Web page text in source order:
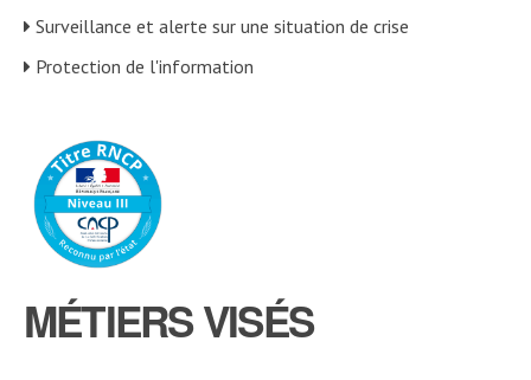
Surveillance et alerte sur une situation de crise
Protection de l'information
MÉTIERS VISÉS